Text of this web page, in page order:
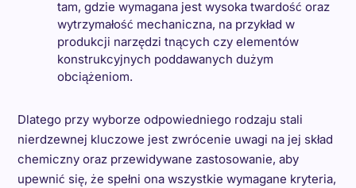
tam, gdzie wymagana jest wysoka twardość oraz
wytrzymałość mechaniczna, na przykład w
produkcji narzędzi tnących czy elementów
konstrukcyjnych poddawanych dużym
obciążeniom.
Dlatego przy wyborze odpowiedniego rodzaju stali
nierdzewnej kluczowe jest zwrócenie uwagi na jej skład
chemiczny oraz przewidywane zastosowanie, aby
upewnić się, że spełni ona wszystkie wymagane kryteria,